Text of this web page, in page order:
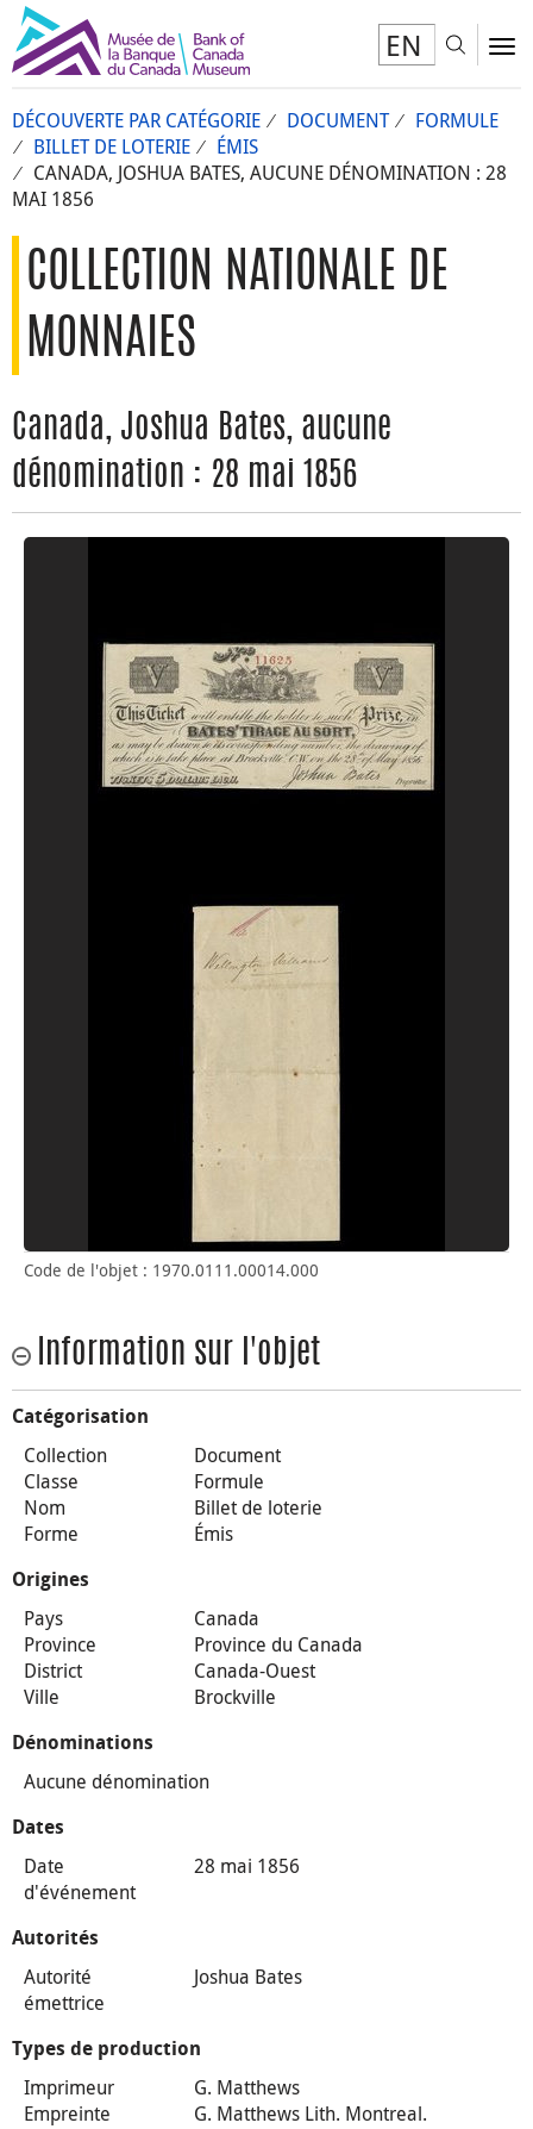
EN
DÉCOUVERTE PAR CATÉGORIE DOCUMENT
FORMULE
BILLET DE LOTERIE
ÉMIS
CANADA, JOSHUA BATES, AUCUNE DÉNOMINATION : 28
MAI 1856
COLLECTION NATIONALE DE
MONNAIES
Canada, Joshua Bates, aucune
dénomination : 28 mai 1856
Code de l'objet : 1970.0111.00014.000
Information sur l'objet
Catégorisation
Collection
Document
Classe
Formule
Nom
Billet de loterie
Forme
Émis
Origines
Pays
Canada
Province
Province du Canada
District
Canada-Ouest
Ville
Brockville
Dénominations
Aucune dénomination
Dates
Date
d'événement
28 mai 1856
Autorités
Autorité
émettrice
Joshua Bates
Types de production
Imprimeur
G. Matthews
Empreinte
G. Matthews Lith. Montreal.